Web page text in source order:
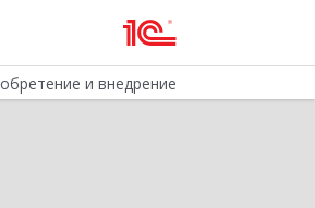
и внедрение